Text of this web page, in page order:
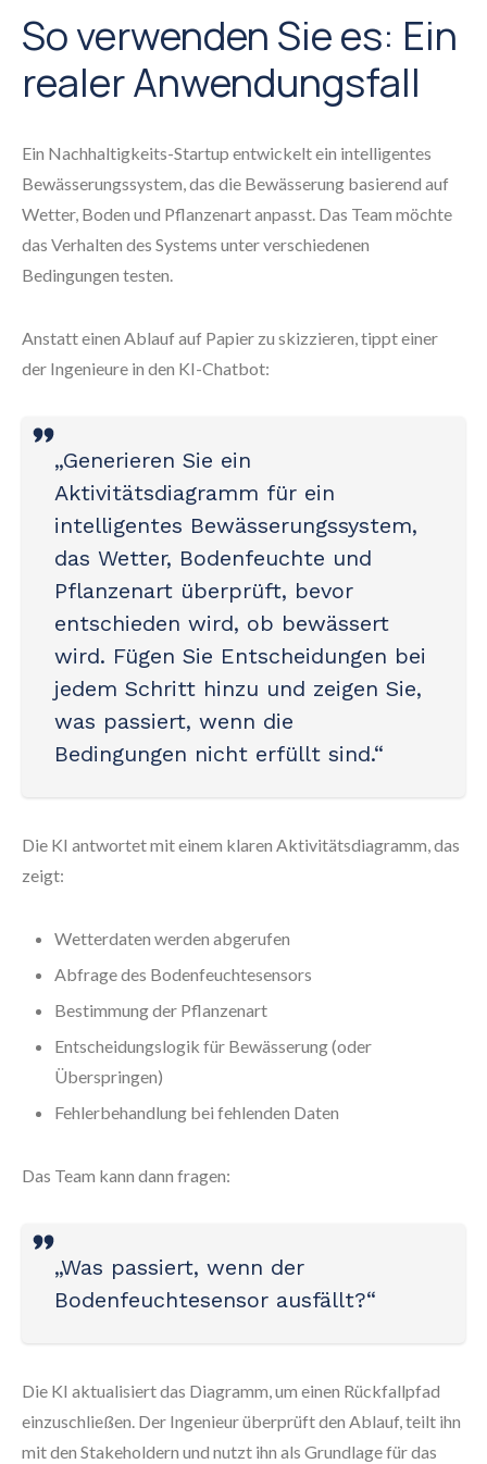
So verwenden Sie es: Ein
realer Anwendungsfall
Ein Nachhaltigkeits-Startup entwickelt ein intelligentes
Bewässerungssystem, das die Bewässerung basierend auf
Wetter, Boden und Pflanzenart anpasst. Das Team möchte
das Verhalten des Systems unter verschiedenen
Bedingungen testen.
Anstatt einen Ablauf auf Papier zu skizzieren, tippt einer
der Ingenieure in den KI-Chatbot:
„Generieren Sie ein
Aktivitätsdiagramm für ein
intelligentes Bewässerungssystem,
das Wetter, Bodenfeuchte und
Pflanzenart überprüft, bevor
entschieden wird, ob bewässert
wird. Fügen Sie Entscheidungen bei
jedem Schritt hinzu und zeigen Sie,
was passiert, wenn die
Bedingungen nicht erfüllt sind.“
Die KI antwortet mit einem klaren Aktivitätsdiagramm, das
zeigt:
Wetterdaten werden abgerufen
Abfrage des Bodenfeuchtesensors
Bestimmung der Pflanzenart
Entscheidungslogik für Bewässerung (oder
Überspringen)
Fehlerbehandlung bei fehlenden Daten
Das Team kann dann fragen:
„Was passiert, wenn der
Bodenfeuchtesensor ausfällt?“
Die KI aktualisiert das Diagramm, um einen Rückfallpfad
einzuschließen. Der Ingenieur überprüft den Ablauf, teilt ihn
mit den Stakeholdern und nutzt ihn als Grundlage für das